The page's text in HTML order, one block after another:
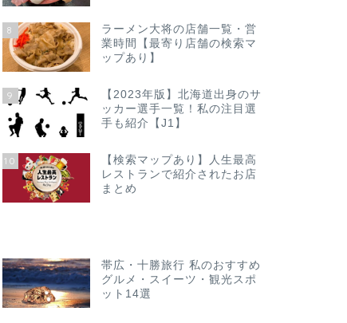
8
ラーメン大将の店舗一覧・営
業時間【最寄り店舗の検索マ
ップあり】
9
【2023年版】北海道出身のサ
ッカー選手一覧！私の注目選
手も紹介【J1】
10
【検索マップあり】人生最高
レストランで紹介されたお店
まとめ
帯広・十勝旅行 私のおすすめ
グルメ・スイーツ・観光スポ
ット14選